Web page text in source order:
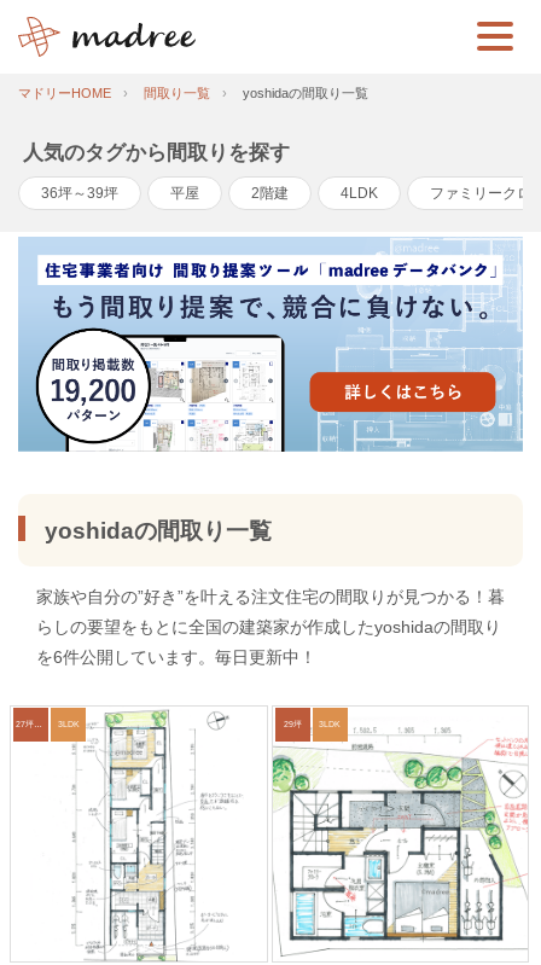
マドリーHOME 間取り一覧 yoshidaの間取り一覧
人気のタグから間取りを探す
36坪～39坪 平屋 2階建 4LDK ファミリークロ
yoshidaの間取り一覧
家族や自分の”好き”を叶える注文住宅の間取りが見つかる！暮
らしの要望をもとに全国の建築家が作成したyoshidaの間取り
を6件公開しています。毎日更新中！
3LDK 29坪 3LDK